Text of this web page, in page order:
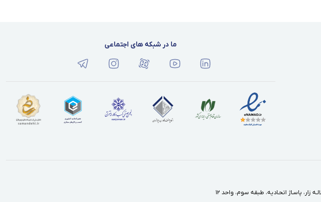
ما در شبکه های اجتماعی
زار، پاسـاژ اتحـاديه، طبقه سوم، واحد ١٢